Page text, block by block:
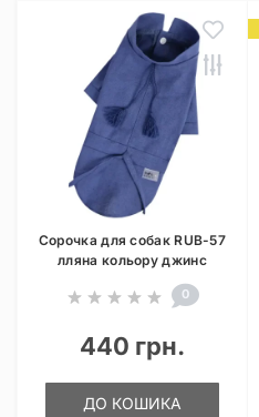
Сорочка для собак RUB-57
лляна кольору джинс
0
440 грн.
ДО КОШИКА